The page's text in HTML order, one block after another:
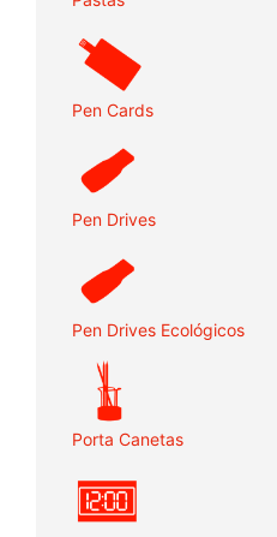
Pen Cards
Pen Drives
Pen Drives Ecológicos
Porta Canetas